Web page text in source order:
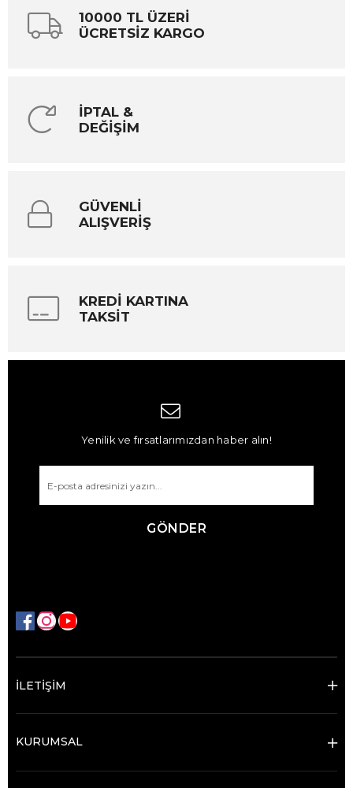
10000 TL ÜZERİ
ÜCRETSİZ KARGO
İPTAL &
DEĞİŞİM
GÜVENLİ
ALIŞVERİŞ
KREDİ KARTINA
TAKSİT
Yenilik ve fırsatlarımızdan haber alın!
GÖNDER
İLETİŞİM
KURUMSAL